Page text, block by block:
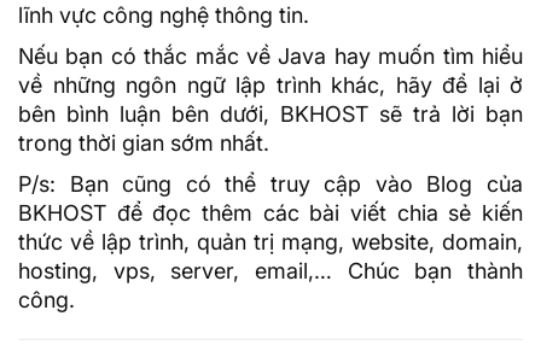
lĩnh vực công nghệ thông tin.
Nếu bạn có thắc mắc về Java hay muốn tìm hiểu
về những ngôn ngữ lập trình khác, hãy để lại ở
bên bình luận bên dưới, BKHOST sẽ trả lời bạn
trong thời gian sớm nhất.
P/s: Bạn cũng có thể truy cập vào Blog của
BKHOST để đọc thêm các bài viết chia sẻ kiến
thức về lập trình, quản trị mạng, website, domain,
hosting, vps, server, email,… Chúc bạn thành
công.